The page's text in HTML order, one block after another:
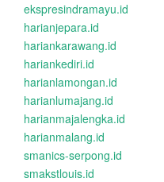
ekspresindramayu.id
harianjepara.id
hariankarawang.id
hariankediri.id
harianlamongan.id
harianlumajang.id
harianmajalengka.id
harianmalang.id
smanics-serpong.id
smakstlouis.id